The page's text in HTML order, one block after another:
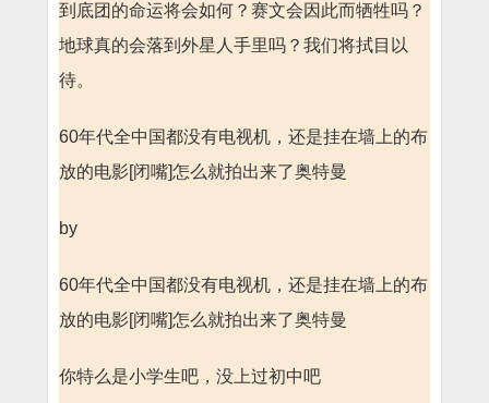
到底团的命运将会如何？赛文会因此而牺牲吗？
地球真的会落到外星人手里吗？我们将拭目以
待。
60年代全中国都没有电视机，还是挂在墙上的布
放的电影[闭嘴]怎么就拍出来了奥特曼
by
60年代全中国都没有电视机，还是挂在墙上的布
放的电影[闭嘴]怎么就拍出来了奥特曼
你特么是小学生吧，没上过初中吧